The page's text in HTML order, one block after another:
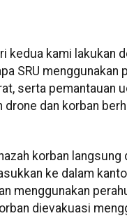
kedua kami lakukan
SRU menggunakan
serta pemantauan
drone dan korban
korban langsung
ke dalam
menggunakan
dievakuasi